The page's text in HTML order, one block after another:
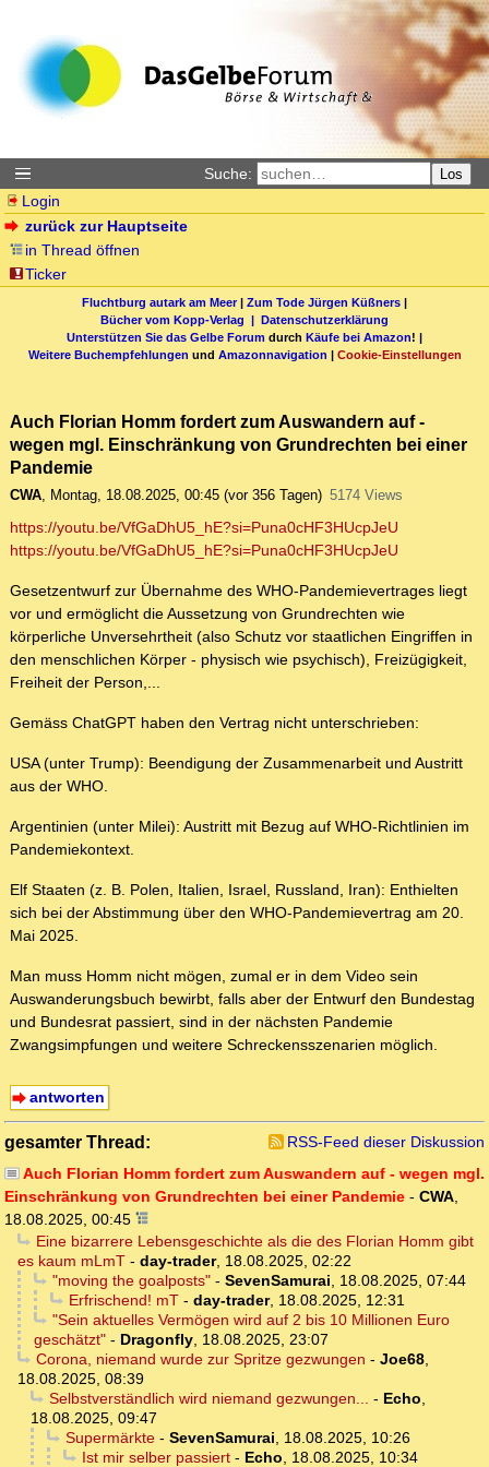
Suche: Los
Login
zurück zur Hauptseite
in Thread öffnen
Ticker
Fluchtburg autark am Meer| Zum Tode Jürgen Küßners |
Bücher vom Kopp-Verlag | Datenschutzerklärung
Unterstützen Sie das Gelbe Forum durch Käufe bei Amazon! |
Weitere Buchempfehlungen und Amazonnavigation | Cookie-Einstellungen
Auch Florian Homm fordert zum Auswandern auf -
wegen mgl. Einschränkung von Grundrechten bei einer
Pandemie
CWA, Montag, 18.08.2025, 00:45 (vor 356 Tagen) 5174 Views
https://youtu.be/VfGaDhU5_hE?si=Puna0cHF3HUcpJeU
https://youtu.be/VfGaDhU5_hE?si=Puna0cHF3HUcpJeU
Gesetzentwurf zur Übernahme des WHO-Pandemievertrages liegt
vor und ermöglicht die Aussetzung von Grundrechten wie
körperliche Unversehrtheit (also Schutz vor staatlichen Eingriffen in
den menschlichen Körper - physisch wie psychisch), Freizügigkeit,
Freiheit der Person,...
Gemäss ChatGPT haben den Vertrag nicht unterschrieben:
USA (unter Trump): Beendigung der Zusammenarbeit und Austritt
aus der WHO.
Argentinien (unter Milei): Austritt mit Bezug auf WHO-Richtlinien im
Pandemiekontext.
Elf Staaten (z. B. Polen, Italien, Israel, Russland, Iran): Enthielten
sich bei der Abstimmung über den WHO-Pandemievertrag am 20.
Mai 2025.
Man muss Homm nicht mögen, zumal er in dem Video sein
Auswanderungsbuch bewirbt, falls aber der Entwurf den Bundestag
und Bundesrat passiert, sind in der nächsten Pandemie
Zwangsimpfungen und weitere Schreckensszenarien möglich.
antworten
gesamter Thread:
RSS-Feed dieser Diskussion
Auch Florian Homm fordert zum Auswandern auf - wegen mgl.
Einschränkung von Grundrechten bei einer Pandemie - CWA,
18.08.2025, 00:45
Eine bizarrere Lebensgeschichte als die des Florian Homm gibt
es kaum mLmT - day-trader, 18.08.2025, 02:22
"moving the goalposts"- SevenSamurai, 18.08.2025, 07:44
Erfrischend! mT- day-trader, 18.08.2025, 12:31
"Sein aktuelles Vermögen wird auf 2 bis 10 Millionen Euro
geschätzt" - Dragonfly, 18.08.2025, 23:07
Corona, niemand wurde zur Spritze gezwungen - Joe68,
18.08.2025, 08:39
Selbstverständlich wird niemand gezwungen... - Echo,
18.08.2025, 09:47
Supermärkte- SevenSamurai, 18.08.2025, 10:26
Ist mir selber passiert- Echo, 18.08.2025, 10:34